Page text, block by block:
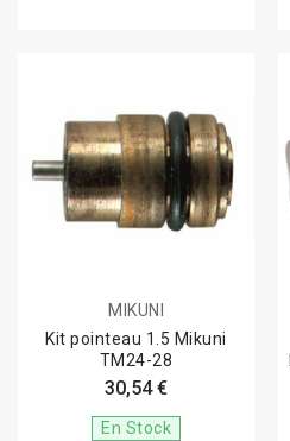
MIKUNI
Kit pointeau 1.5 Mikuni
TM24-28
30,54 €
En Stock